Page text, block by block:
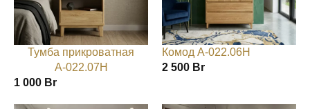
Тумба прикроватная
А-022.07Н
1 000 Br
Комод А-022.06Н
2 500 Br